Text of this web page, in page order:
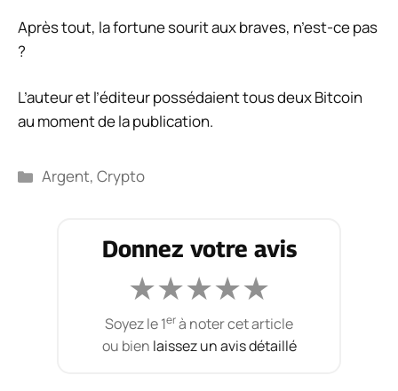
Après tout, la fortune sourit aux braves, n’est-ce pas
?
L’auteur et l’éditeur possédaient tous deux Bitcoin
au moment de la publication.
Catégories
Argent,Crypto
Donnez votre avis
★★★★★
Soyez le 1erà noter cet article
ou bien laissez un avis détaillé